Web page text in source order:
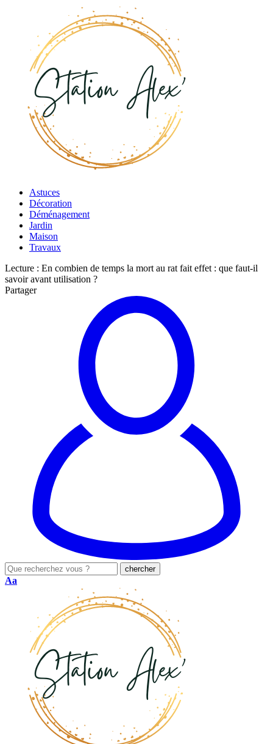
Astuces
Décoration
Déménagement
Jardin
Maison
Travaux
Lecture : En combien de temps la mort au rat fait effet : que faut-il
savoir avant utilisation ?
Partager
Aa